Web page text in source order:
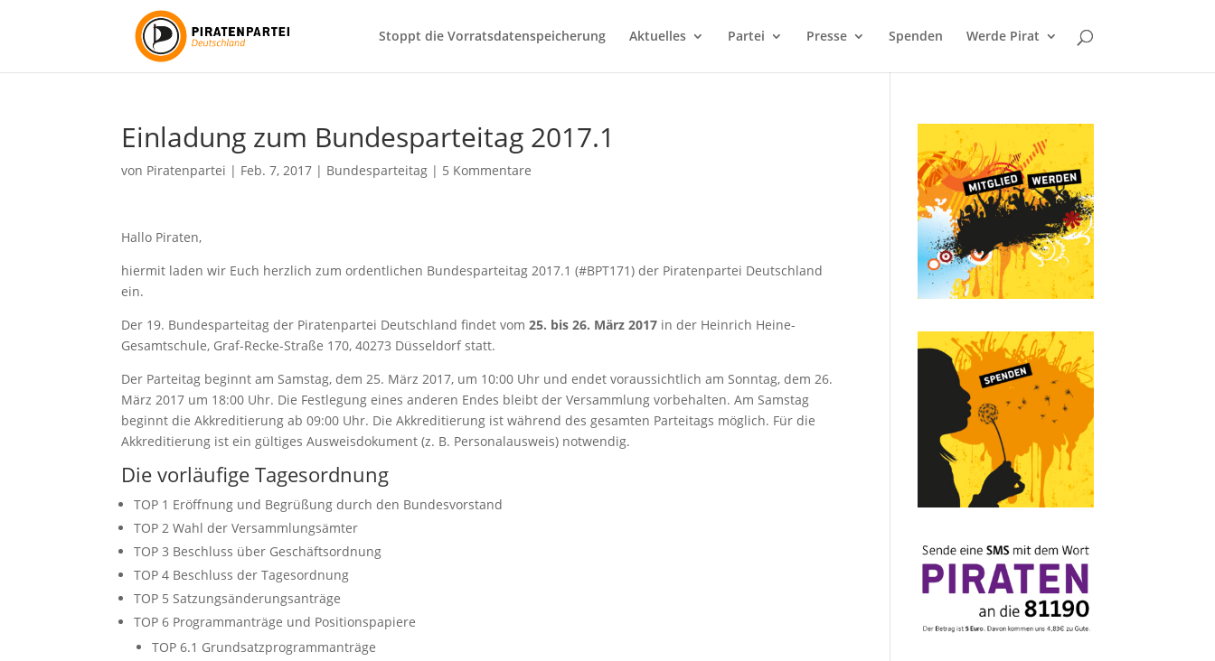
Stoppt die Vorratsdatenspeicherung Aktuelles Partei Presse Spenden Werde Pirat
Einladung zum Bundesparteitag 2017.1
von Piratenpartei | Feb. 7, 2017 | Bundesparteitag | 5 Kommentare
Hallo Piraten,
hiermit laden wir Euch herzlich zum ordentlichen Bundesparteitag 2017.1 (#BPT171) der Piratenpartei Deutschland
ein.
Der 19. Bundesparteitag der Piratenpartei Deutschland findet vom 25. bis 26. März 2017 in der Heinrich Heine-
Gesamtschule, Graf-Recke-Straße 170, 40273 Düsseldorf statt.
Der Parteitag beginnt am Samstag, dem 25. März 2017, um 10:00 Uhr und endet voraussichtlich am Sonntag, dem 26.
März 2017 um 18:00 Uhr. Die Festlegung eines anderen Endes bleibt der Versammlung vorbehalten. Am Samstag
beginnt die Akkreditierung ab 09:00 Uhr. Die Akkreditierung ist während des gesamten Parteitags möglich. Für die
Akkreditierung ist ein gültiges Ausweisdokument (z. B. Personalausweis) notwendig.
Die vorläufige Tagesordnung
TOP 1 Eröffnung und Begrüßung durch den Bundesvorstand
TOP 2 Wahl der Versammlungsämter
TOP 3 Beschluss über Geschäftsordnung
TOP 4 Beschluss der Tagesordnung
TOP 5 Satzungsänderungsanträge
TOP 6 Programmanträge und Positionspapiere
TOP 6.1 Grundsatzprogrammanträge